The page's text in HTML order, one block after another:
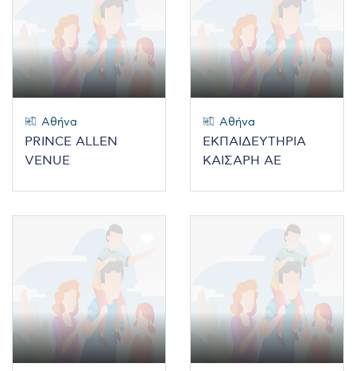
Αθήνα
PRINCE ALLEN
VENUE
Αθήνα
ΕΚΠΑΙΔΕΥΤΗΡΙΑ
ΚΑΙΣΑΡΗ ΑΕ